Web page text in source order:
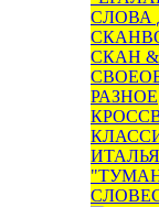
СЛОВА
СКАН
РАЗНОЕ